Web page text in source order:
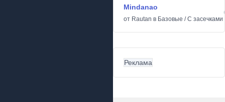
Mindanao
от Rautan в Базовые /С засечками
Реклама